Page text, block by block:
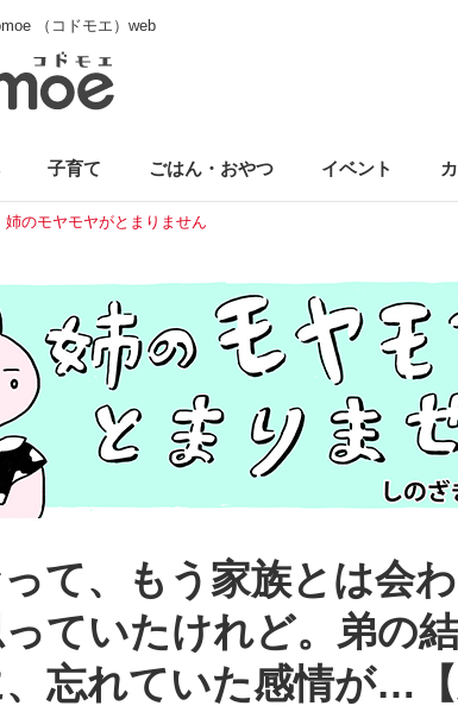
（コドモエ）web
子育て ごはん・おやつ イベント
姉のモヤモヤがとまりません
て、もう家族とは会
ていたけれど。弟の
忘れていた感情が…